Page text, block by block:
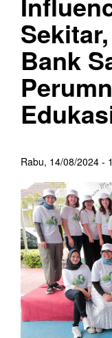
Bank
Rabu, 14/08/2024 -